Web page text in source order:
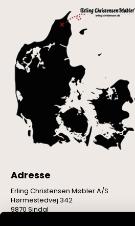
Adresse
Erling Christensen Møbler A/S
Hørmestedvej 342
9870 Sindal